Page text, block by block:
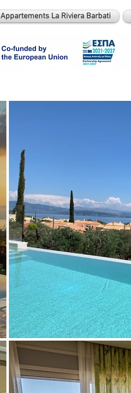
Appartements La Riviera Barbati